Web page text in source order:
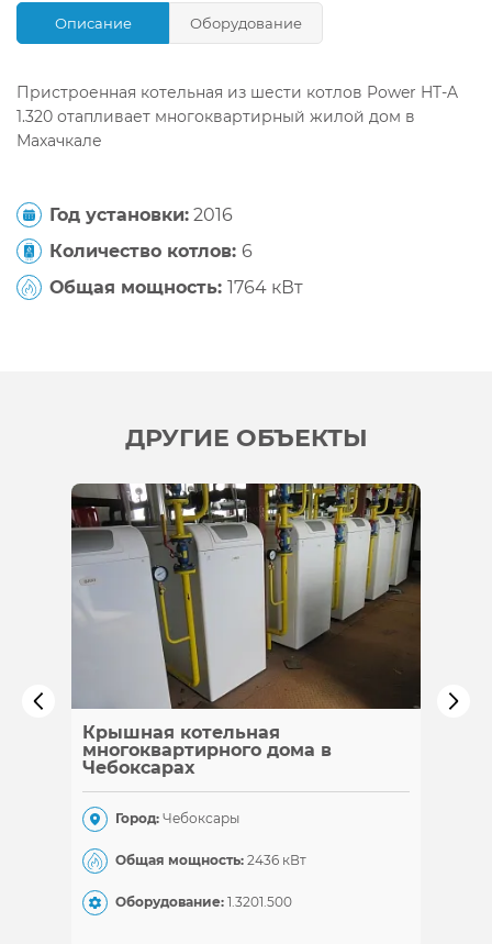
Описание Оборудование
Пристроенная котельная из шести котлов Power HT-A
1.320 отапливает многоквартирный жилой дом в
Махачкале
Год установки: 2016
Количество котлов: 6
Общая мощность: 1764 кВт
ДРУГИЕ ОБЪЕКТЫ
Крышная котельная
многоквартирного дома в
Чебоксарах
Город: Чебоксары
Общая мощность: 2436 кВт
Оборудование: 1.3201.500